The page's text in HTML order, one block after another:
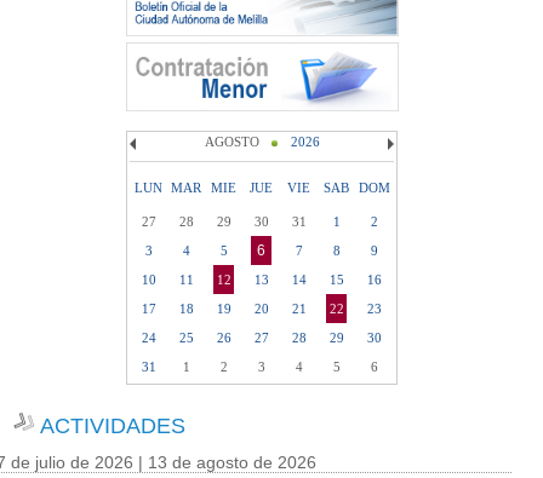
AGOSTO 2026
LUN MAR MIE JUE VIE SAB DOM
27 28 29 30 31 1
2
3
4 5 6 7 8
9
10
11 12 13 14 15
16
17
18 19 20 21 22
23
24
25 26 27 28 29
30
31
1 2 3 4 5 6
ACTIVIDADES
de julio de 2026 | 13 de agosto de 2026